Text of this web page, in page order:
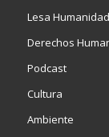
Lesa Humanidad
Derechos
Podcast
Cultura
Ambiente